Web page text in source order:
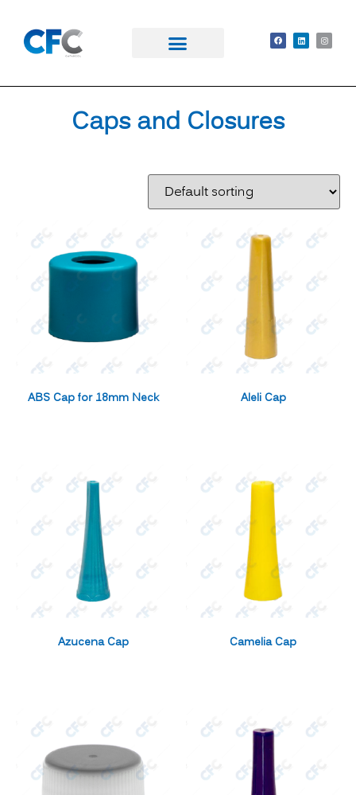
Caps and Closures
ABS Cap for 18mm Neck Aleli Cap
Azucena Cap Camelia Cap